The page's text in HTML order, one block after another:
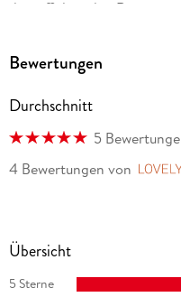
darauffolgenden Romane
Bewertungen
Durchschnitt
5
4 Bewertungen von
Übersicht
5 Sterne